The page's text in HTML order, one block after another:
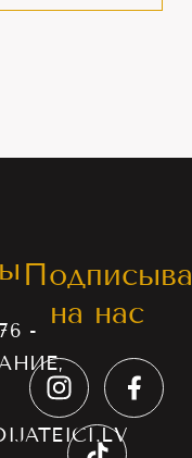
-
на нас